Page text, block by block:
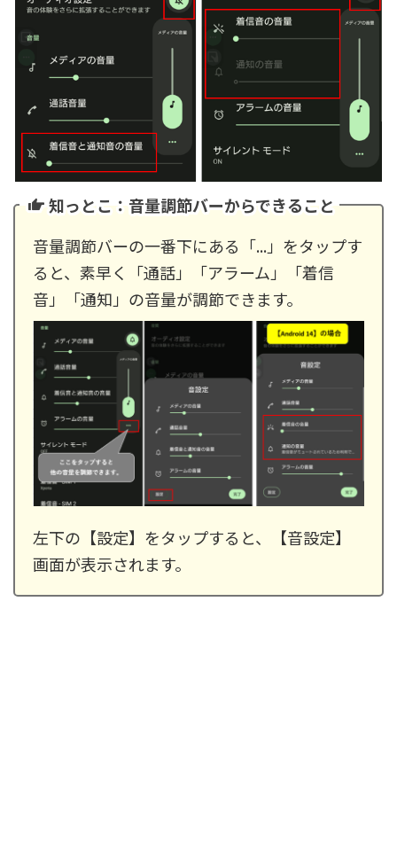
知っとこ：音量調節バーからできること
音量調節バーの一番下にある「...」をタップす
ると、素早く「通話」「アラーム」「着信
音」「通知」の音量が調節できます。
左下の【設定】をタップすると、【音設定】
画面が表示されます。